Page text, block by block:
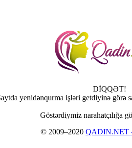
DİQQƏT!
yenidənqurma işləri getdiyinə görə
Göstərdiymiz narahatçılığa
© 2009–2020 QADIN.NET